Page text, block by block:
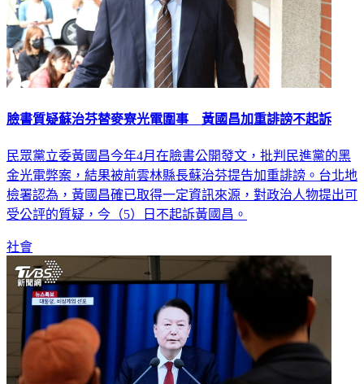
臉書質疑蘇治芬替麥寮光電圍事 黃國昌加重誹謗不起訴
民眾黨立委黃國昌今年4月在臉書公開發文，批判民進黨的黑
金光電弊案，結果被前雲林縣長蘇治芬提告加重誹謗。台北地
檢署認為，黃國昌確已取得一定資訊來源，對政治人物提出可
受公評的質疑，今（5）日不起訴黃國昌。
社會